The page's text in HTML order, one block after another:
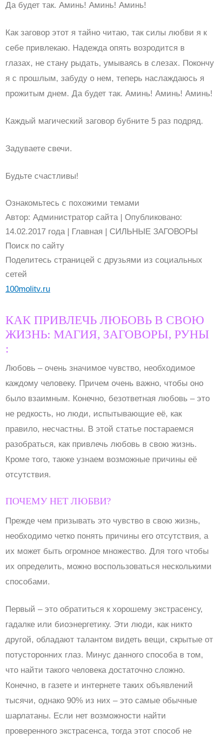
Да будет так. Аминь! Аминь! Аминь!
Как заговор этот я тайно читаю, так силы любви я к
себе привлекаю. Надежда опять возродится в
глазах, не стану рыдать, умываясь в слезах. Покончу
я с прошлым, забуду о нем, теперь наслаждаюсь я
прожитым днем. Да будет так. Аминь! Аминь! Аминь!
Каждый магический заговор бубните 5 раз подряд.
Задуваете свечи.
Будьте счастливы!
Ознакомьтесь с похожими темами
Автор: Администратор сайта | Опубликовано:
14.02.2017 года | Главная | СИЛЬНЫЕ ЗАГОВОРЫ
Поиск по сайту
Поделитесь страницей с друзьями из социальных
сетей
100molitv.ru
КАК ПРИВЛЕЧЬ ЛЮБОВЬ В СВОЮ
ЖИЗНЬ: МАГИЯ, ЗАГОВОРЫ, РУНЫ
:
Любовь – очень значимое чувство, необходимое
каждому человеку. Причем очень важно, чтобы оно
было взаимным. Конечно, безответная любовь – это
не редкость, но люди, испытывающие её, как
правило, несчастны. В этой статье постараемся
разобраться, как привлечь любовь в свою жизнь.
Кроме того, также узнаем возможные причины её
отсутствия.
ПОЧЕМУ НЕТ ЛЮБВИ?
Прежде чем призывать это чувство в свою жизнь,
необходимо четко понять причины его отсутствия, а
их может быть огромное множество. Для того чтобы
их определить, можно воспользоваться несколькими
способами.
Первый – это обратиться к хорошему экстрасенсу,
гадалке или биоэнергетику. Эти люди, как никто
другой, обладают талантом видеть вещи, скрытые от
потусторонних глаз. Минус данного способа в том,
что найти такого человека достаточно сложно.
Конечно, в газете и интернете таких объявлений
тысячи, однако 90% из них – это самые обычные
шарлатаны. Если нет возможности найти
проверенного экстрасенса, тогда этот способ не